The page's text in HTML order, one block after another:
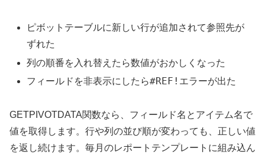
ピボットテーブルに新しい行が追加されて参照先が
ずれた
列の順番を入れ替えたら数値がおかしくなった
フィールドを非表示にしたら#REF! エラーが出た
GETPIVOTDATA関数なら、フィールド名とアイテム名で
値を取得します。行や列の並び順が変わっても、正しい値
を返し続けます。毎月のレポートテンプレートに組み込ん